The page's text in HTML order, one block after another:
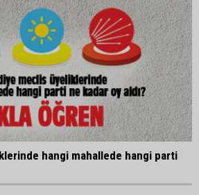
hangi mahallede hangi parti